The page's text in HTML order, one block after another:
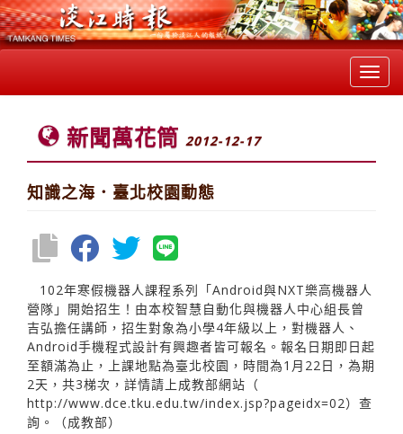
新聞萬花筒 2012-12-17
知識之海．臺北校園動態
102年寒假機器人課程系列「Android與NXT樂高機器人
營隊」開始招生！由本校智慧自動化與機器人中心組長曾
吉弘擔任講師，招生對象為小學4年級以上，對機器人、
Android手機程式設計有興趣者皆可報名。報名日期即日起
至額滿為止，上課地點為臺北校園，時間為1月22日，為期
2天，共3梯次，詳情請上成教部網站（
http://www.dce.tku.edu.tw/index.jsp?pageidx=02）查
詢。（成教部）